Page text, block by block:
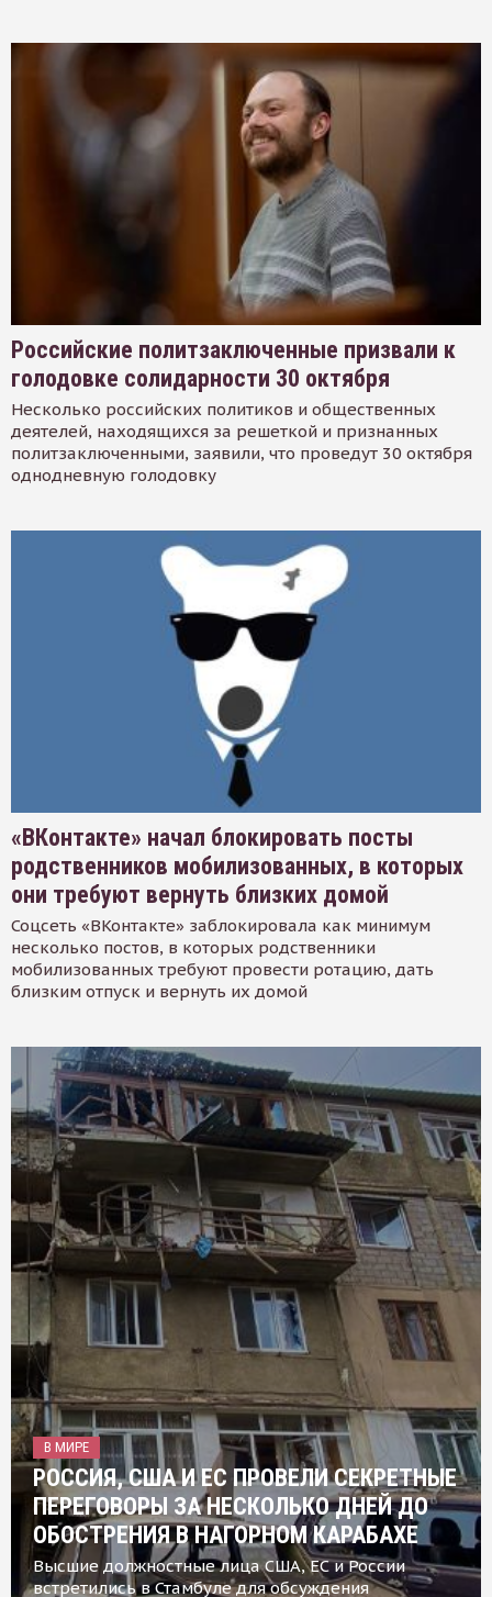
Российские политзаключенные призвали к
голодовке солидарности 30 октября
Несколько российских политиков и общественных
деятелей, находящихся за решеткой и признанных
политзаключенными, заявили, что проведут 30 октября
однодневную голодовку
«ВКонтакте» начал блокировать посты
родственников мобилизованных, в которых
они требуют вернуть близких домой
Соцсеть «ВКонтакте» заблокировала как минимум
несколько постов, в которых родственники
мобилизованных требуют провести ротацию, дать
близким отпуск и вернуть их домой
В МИРЕ
РОССИЯ, США И ЕС ПРОВЕЛИ СЕКРЕТНЫЕ
ПЕРЕГОВОРЫ ЗА НЕСКОЛЬКО ДНЕЙ ДО
ОБОСТРЕНИЯ В НАГОРНОМ КАРАБАХЕ
Высшие должностные лица США, ЕС и России
встретились в Стамбуле для обсуждения